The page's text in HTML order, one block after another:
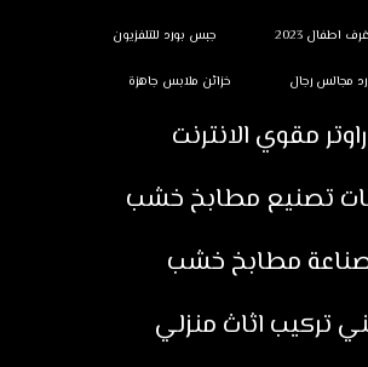
اطفال 2023 جبس بورد للتلفزيون
مجالس رجال خزائن ملابس جاهزة
راوتر مقوي الانترنت
تصنيع مطابخ خشب
مطابخ خشب
تركيب اثاث منزلي